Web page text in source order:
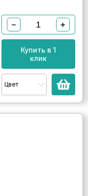
− +
Купить в 1
клик
Цвет